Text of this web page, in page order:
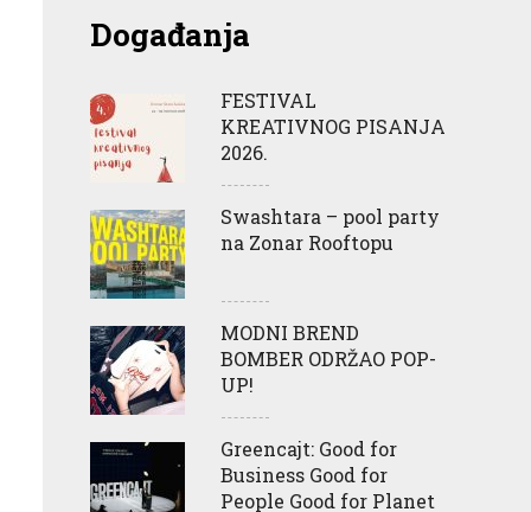
Događanja
FESTIVAL
KREATIVNOG PISANJA
2026.
Swashtara – pool party
na Zonar Rooftopu
MODNI BREND
BOMBER ODRŽAO POP-
UP!
Greencajt: Good for
Business Good for
People Good for Planet